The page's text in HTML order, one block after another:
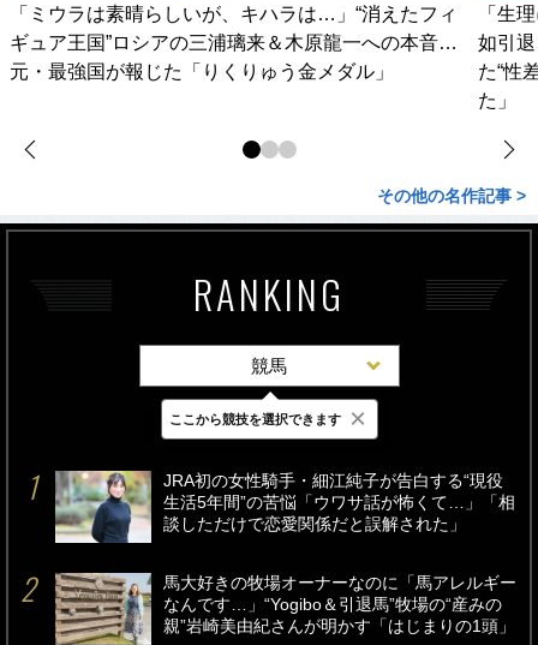
「ミウラは素晴らしいが、キハラは…」“消えたフィ
ギュア王国”ロシアの三浦璃来＆木原龍一への本音…
元・最強国が報じた「りくりゅう金メダル」
「生
如引
た“性
た」
その他の名作記事 >
RANKING
競馬
最新 24時間 週間
JRA初の女性騎手・細江純子が告白する“現役
生活5年間”の苦悩「ウワサ話が怖くて…」「相
談しただけで恋愛関係だと誤解された」
馬大好きの牧場オーナーなのに「馬アレルギー
なんです…」“Yogibo＆引退馬”牧場の“産みの
親”岩崎美由紀さんが明かす「はじまりの1頭」
ここから競技を選択できます ×